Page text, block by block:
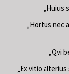
„Huius
„Hortus nec
„Qvi
„Ex vitio alterius